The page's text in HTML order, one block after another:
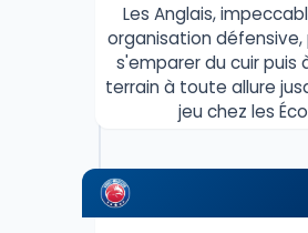
Les Anglais,
organisation
s'emparer du cuir puis
terrain à toute allure
jeu chez les